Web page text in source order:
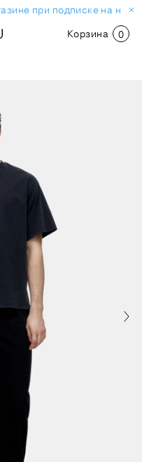
при подписке на
Корзина 0